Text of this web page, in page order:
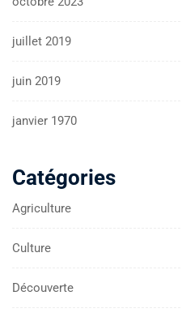
juillet 2019
juin 2019
janvier 1970
Catégories
Agriculture
Culture
Découverte